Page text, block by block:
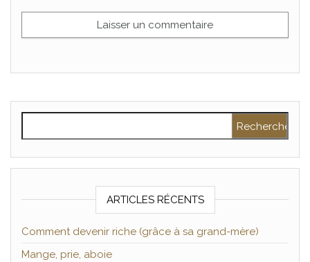
ARTICLES RÉCENTS
Comment devenir riche (grâce à sa grand-mère)
Mange, prie, aboie